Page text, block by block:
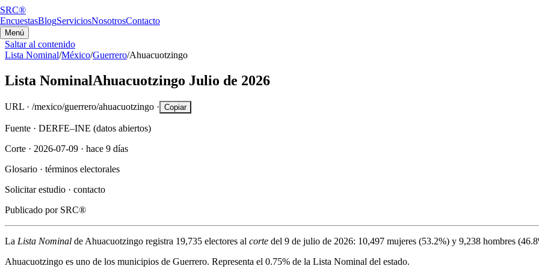
SRC®
EncuestasBlogServiciosNosotrosContacto
Menú
Saltar al contenido
Lista Nominal/México/Guerrero/Ahuacuotzingo
Lista NominalAhuacuotzingo Julio de 2026
URL · /mexico/guerrero/ahuacuotzingo · Copiar
Fuente · DERFE–INE (datos abiertos)
Corte · 2026-07-09 · hace 9 días
Glosario · términos electorales
Solicitar estudio · contacto
Publicado por SRC®
La Lista Nominal de Ahuacuotzingo registra 19,735 electores al corte del 9 de julio de 2026: 10,497 mujeres (53.2%) y 9,238 hombres (
Ahuacuotzingo es uno de los municipios de Guerrero. Representa el 0.75% de la Lista Nominal del estado.